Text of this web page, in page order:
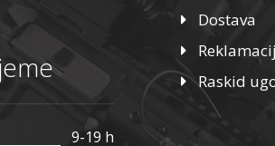
9-19 h
Dostava
Raskid